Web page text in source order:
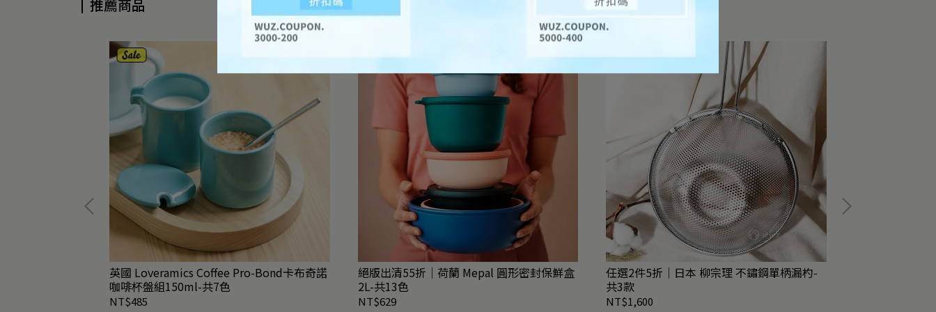
推薦商品
英國 Loveramics Coffee Pro-Bond卡布奇諾
咖啡杯盤組150ml-共7色
NT$485
絕版出清55折｜荷蘭 Mepal 圓形密封保鮮盒
2L-共13色
NT$629
任選2件5折｜日本 柳宗理 不鏽鋼單柄漏杓-
共3款
NT$1,600